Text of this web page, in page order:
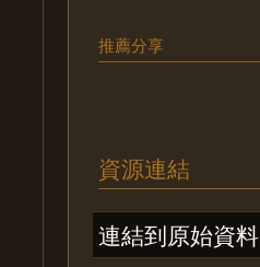
推薦分享
資源連結
連結到原始資料